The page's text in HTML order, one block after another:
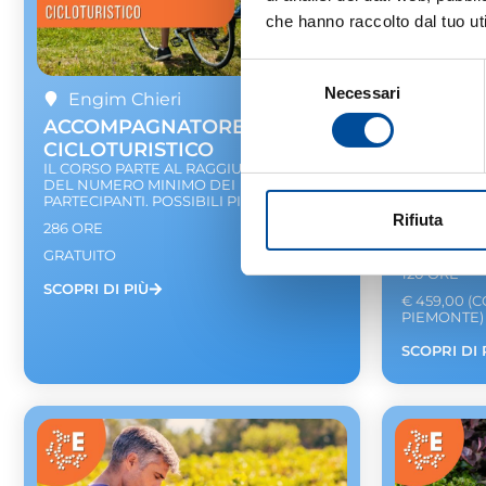
che hanno raccolto dal tuo
Selezione
consenso
Necessari
Rifiuta
Engim Chieri
ACCOMPAGNATORE
CICLOTURISTICO
IL CORSO PARTE AL RAGGIUNGIMENTO
DEL NUMERO MINIMO DEI
PARTECIPANTI. POSSIBILI PIÙ EDIZIONI.
286 ORE
GRATUITO
SCOPRI DI PIÙ
VISITE
IL CORSO
DEL
PREVISTE
120 ORE
€ 459,00
PIEMONTE)
SCOPRI DI